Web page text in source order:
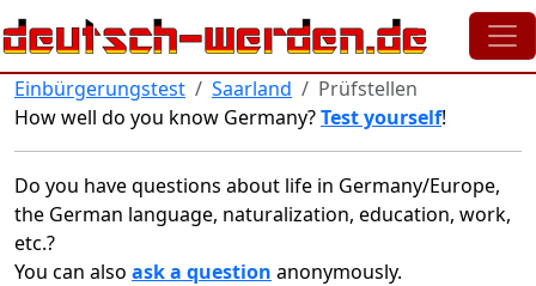
Skip to main content
Einbürgerungstest Saarland
Prüfstellen
How well do you know Germany?Test yourself!
Do you have questions about life in Germany/Europe,
the German language, naturalization, education, work,
etc.?
You can also ask a question anonymously.